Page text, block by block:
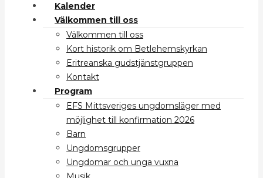
Kalender
Välkommen till oss
Välkommen till oss
Kort historik om Betlehemskyrkan
Eritreanska gudstjänstgruppen
Kontakt
Program
EFS Mittsveriges ungdomsläger med
möjlighet till konfirmation 2026
Barn
Ungdomsgrupper
Ungdomar och unga vuxna